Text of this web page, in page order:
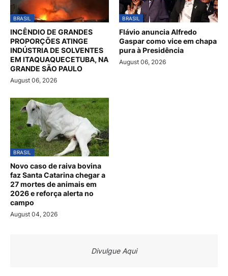
BRASIL
INCÊNDIO DE GRANDES
PROPORÇÕES ATINGE
INDÚSTRIA DE SOLVENTES
EM ITAQUAQUECETUBA, NA
GRANDE SÃO PAULO
August 06, 2026
BRASIL
Flávio anuncia Alfredo
Gaspar como vice em chapa
pura à Presidência
August 06, 2026
BRASIL
Novo caso de raiva bovina
faz Santa Catarina chegar a
27 mortes de animais em
2026 e reforça alerta no
campo
August 04, 2026
Divulgue Aqui